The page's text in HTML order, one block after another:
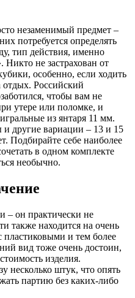
незаменимый предмет –
потребуется определять
тип действия, именно
Никто не застрахован от
особенно, если ходить
отдых. Российский
чтобы вам не
утере или поломке, и
из янтаря 11 мм.
другие вариации – 13 и 15
Подбирайте себе наиболее
в одном комплекте
необычно.
– он практически не
также находится на очень
и тем более
вид тоже очень достоин,
изделия.
несколько штук, что опять
партию без каких-либо